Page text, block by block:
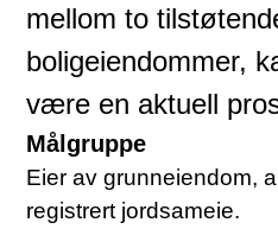
mellom to
boligeiendommer,
være en aktuell
Målgruppe
Eier av grunneiendom,
registrert jordsameie.